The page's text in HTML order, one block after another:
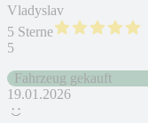
Vladyslav
5 Sterne
5
Fahrzeug gekauft
19.01.2026